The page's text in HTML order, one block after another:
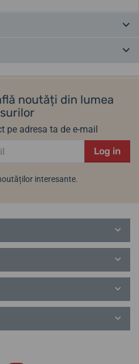
o întrebare
Geantă de călătorie din piele
joi 13. 8. la tine acasă
280,01 lei
noutăți din lumea
pe adresa ta de e-mail
Log in
interesante.